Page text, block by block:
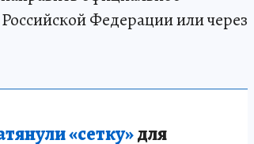
Федерации или через
«сетку»для